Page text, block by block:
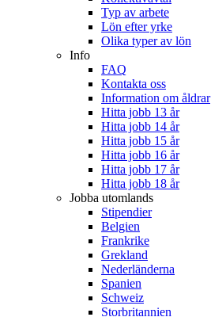
Typ av arbete
Lön efter yrke
Olika typer av lön
Info
FAQ
Kontakta oss
Information om åldrar
Hitta jobb 13 år
Hitta jobb 14 år
Hitta jobb 15 år
Hitta jobb 16 år
Hitta jobb 17 år
Hitta jobb 18 år
Jobba utomlands
Stipendier
Belgien
Frankrike
Grekland
Nederländerna
Spanien
Schweiz
Storbritannien